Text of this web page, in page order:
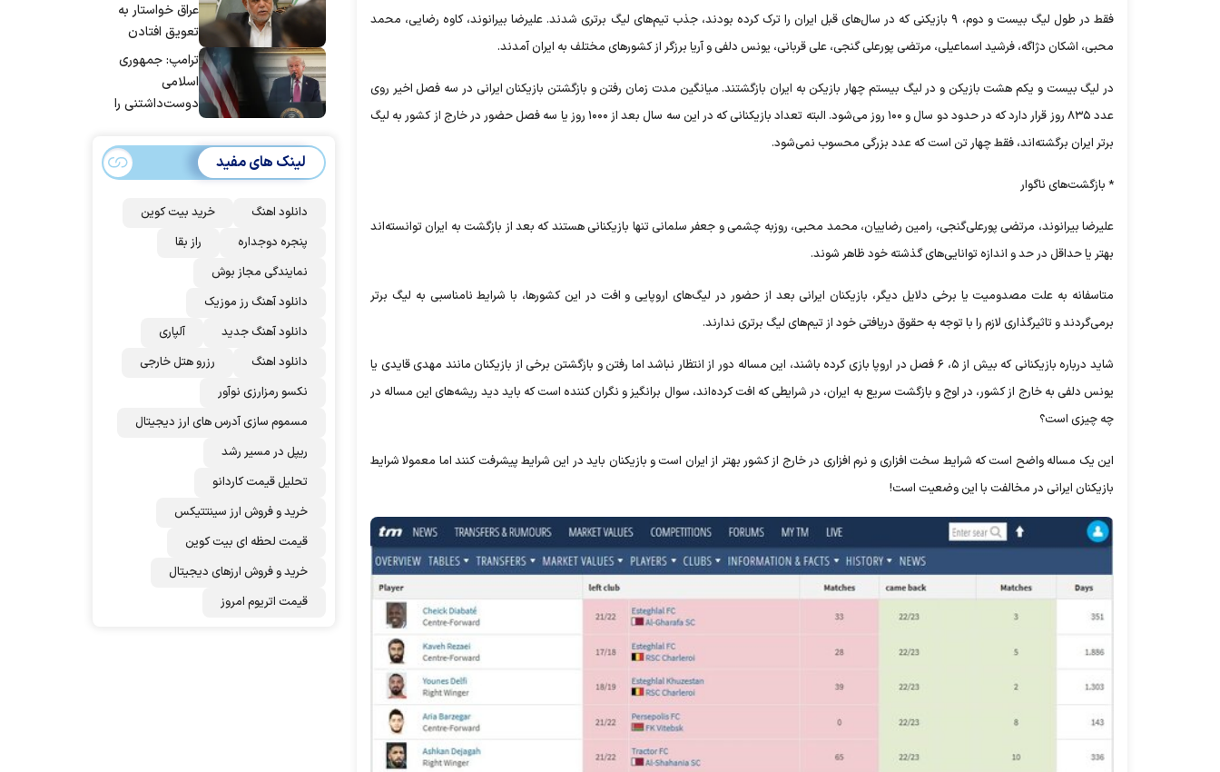
فقط در طول لیگ بیست و دوم، ۹ بازیکنی که در سال‌های قبل ایران را ترک کرده بودند، جذب تیم‌های لیگ برتری شدند. علیرضا بیرانوند، کاوه رضایی، محمد
محبی، اشکان دژاگه، فرشید اسماعیلی، مرتضی پورعلی گنجی، علی قربانی، یونس دلفی و آریا برزگر از کشورهای مختلف به ایران آمدند.
در لیگ بیست و یکم هشت بازیکن و در لیگ بیستم چهار بازیکن به ایران بازگشتند. میانگین مدت زمان رفتن و بازگشتن بازیکنان ایرانی در سه فصل اخیر روی
عدد ۸۳۵ روز قرار دارد که در حدود دو سال و ۱۰۰ روز می‌شود. البته تعداد بازیکنانی که در این سه سال بعد از ۱۰۰۰ روز یا سه فصل حضور در خارج از کشور به لیگ
برتر ایران برگشته‌اند، فقط چهار تن است که عدد بزرگی محسوب نمی‌شود.
* بازگشت‌های ناگوار
علیرضا بیرانوند، مرتضی پورعلی‌گنجی، رامین رضاییان، محمد محبی، روزبه چشمی و جعفر سلمانی تنها بازیکنانی هستند که بعد از بازگشت به ایران توانسته‌اند
بهتر یا حداقل در حد و اندازه توانایی‌های گذشته خود ظاهر شوند.
متاسفانه به علت مصدومیت یا برخی دلایل دیگر، بازیکنان ایرانی بعد از حضور در لیگ‌های اروپایی و افت در این کشورها، با شرایط نامناسبی به لیگ برتر
برمی‌گردند و تاثیرگذاری لازم را با توجه به حقوق دریافتی خود از تیم‌های لیگ برتری ندارند.
شاید درباره بازیکنانی که بیش از ۵، ۶ فصل در اروپا بازی کرده باشند، این مساله دور از انتظار نباشد اما رفتن و بازگشتن برخی از بازیکنان مانند مهدی قایدی یا
یونس دلفی به خارج از کشور، در اوج و بازگشت سریع به ایران، در شرایطی که افت کرده‌اند، سوال برانگیز و نگران کننده است که باید دید ریشه‌های این مساله در
چه چیزی است؟
این یک مساله واضح است که شرایط سخت افزاری و نرم افزاری در خارج از کشور بهتر از ایران است و بازیکنان باید در این شرایط پیشرفت کنند اما معمولا شرایط
بازیکنان ایرانی در مخالفت با این وضعیت است!
عراق خواستار به
تعویق افتادن
پاسخ به حمله
عربستان و آمریکا
شد
ترامپ: جمهوری
اسلامی
دوست‌داشتنی را
برای بزرگ‌ترین
حمله آماده بودیم
است، درست
است؟
لینک های مفید
دانلود اهنگ
خرید بیت کوین
پنجره دوجداره
راز بقا
نمایندگی مجاز بوش
دانلود آهنگ رز‌ موزیک
دانلود آهنگ جدید
آلپاری
دانلود اهنگ
رزرو هتل خارجی
نکسو رمزارزی نوآور
مسموم سازی آدرس های ارز دیجیتال
ریپل در مسیر رشد
تحلیل قیمت کاردانو
خرید و فروش ارز سینتتیکس
قیمت لحظه ای بیت کوین
خرید و فروش ارزهای دیجیتال
قیمت اتریوم امروز